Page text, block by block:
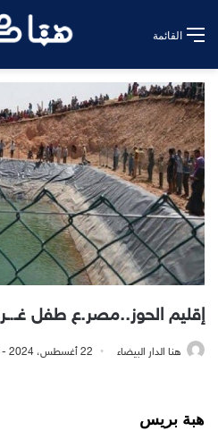
القائمة
إقليم الحوز..مصر.ع طفل
هنا الدار البيضاء 22 أغسطس، 2024 - 4:28 مساءً
هبة بريس